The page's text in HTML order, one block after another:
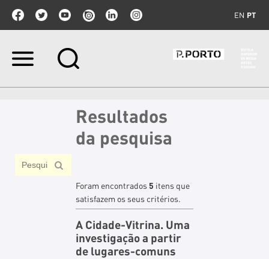
EN PT
Ir
Resultados
da pesquisa
Foram encontrados 5 itens que
satisfazem os seus critérios.
A Cidade-Vitrina. Uma
investigação a partir
de lugares-comuns